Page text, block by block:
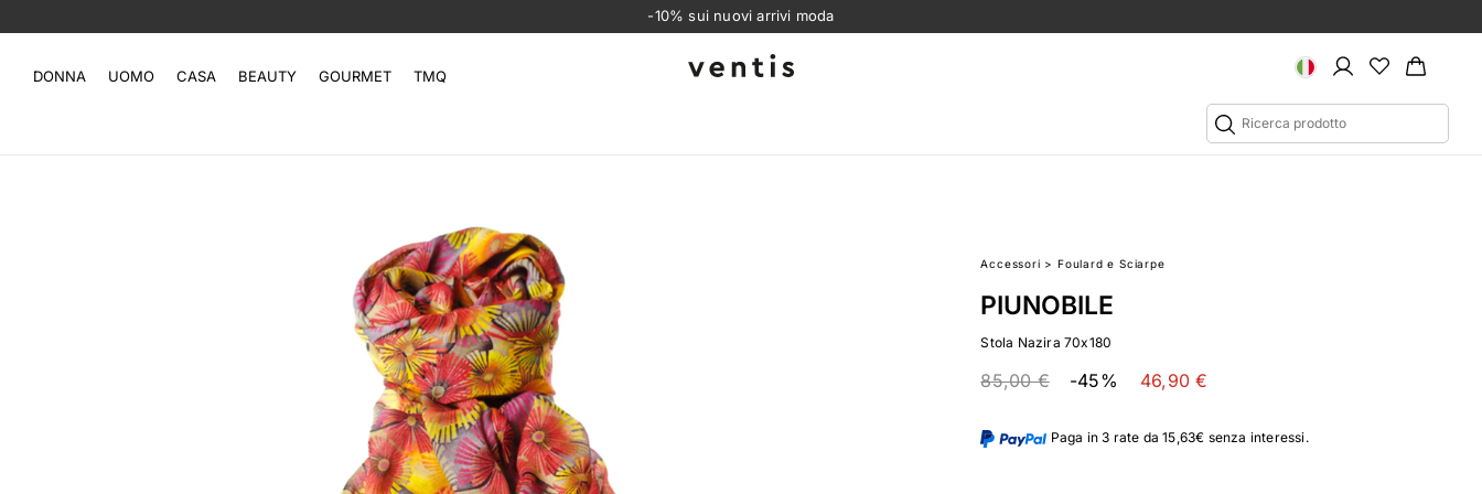
-10% sui nuovi arrivi moda
Ventis
DONNA UOMO CASA BEAUTY GOURMET TMQ
Accessori > Foulard e Sciarpe
PIUNOBILE
Stola Nazira 70x180
85,00 € -45% 46,90 €
Paga in 3 rate da 15,63€ senza interessi.